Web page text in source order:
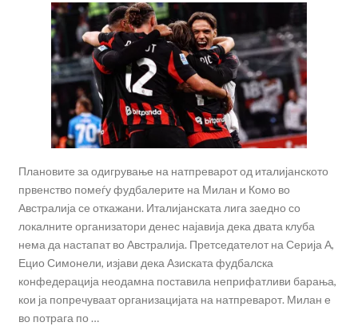
Плановите за одигрување на натпреварот од италијанското
првенство помеѓу фудбалерите на Милан и Комо во
Австралија се откажани. Италијанската лига заедно со
локалните организатори денес најавија дека двата клуба
нема да настапат во Австралија. Претседателот на Серија А,
Ецио Симонели, изјави дека Азиската фудбалска
конфедерација неодамна поставила неприфатливи барања,
кои ја попречуваат организацијата на натпреварот. Милан е
во потрага по …